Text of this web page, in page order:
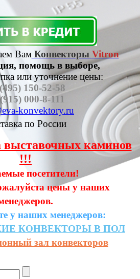
ВамКонвекторы Vitron
помощь в выборе,
или уточнение цены:
150-52-58
000-8-111
konvektory.ru
по России
выставочных каминов
!!!
посетители!
цены у наших
у наших менеджеров:
КОНВЕКТОРЫ В ПОЛ
зал конвекторов